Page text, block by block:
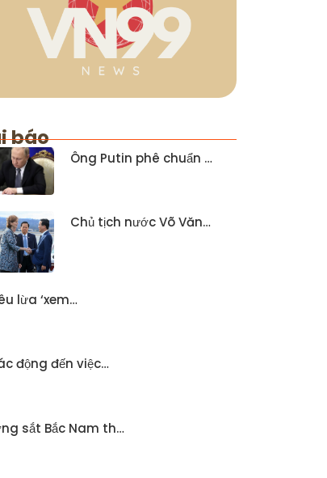
báo
Ông Putin phê chuẩn …
Chủ tịch nước Võ Văn…
lừa ‘xem…
động đến việc…
sắt Bắc Nam th…